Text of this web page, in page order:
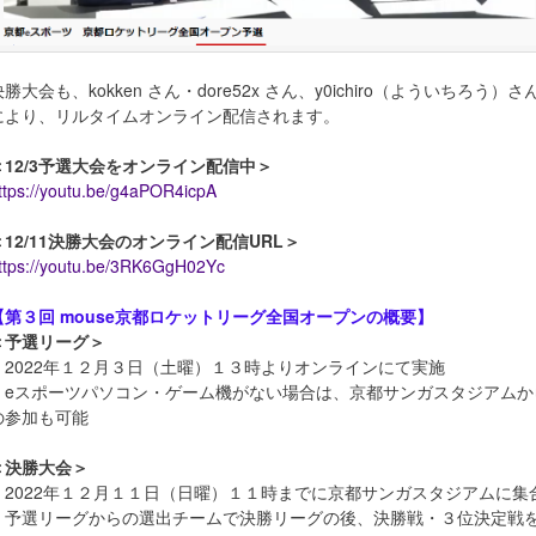
勝大会も、kokken さん・dore52x さん、y0ichiro（よういちろう）さ
より、リルタイムオンライン配信されます。
12/3予選大会をオンライン配信中＞
youtu.be/g4aPOR4icpA
12/11決勝大会のオンライン配信URL＞
youtu.be/3RK6GgH02Yc
第３回 mouse京都ロケットリーグ全国オープンの概要】
予選リーグ＞
年１２月３日（土曜）１３時よりオンラインにて実施
ポーツパソコン・ゲーム機がない場合は、京都サンガスタジアムか
参加も可能
決勝大会＞
年１２月１１日（日曜）１１時までに京都サンガスタジアムに集
選リーグからの選出チームで決勝リーグの後、決勝戦・３位決定戦